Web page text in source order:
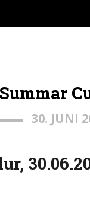
Summar
30. JUNI